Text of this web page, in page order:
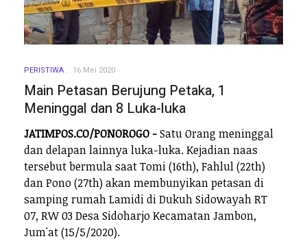
PERISTIWA 16 Mei 2020
Main Petasan Berujung Petaka, 1
Meninggal dan 8 Luka-luka
JATIMPOS.CO/PONOROGO -Satu Orang meninggal
dan delapan lainnya luka-luka. Kejadian naas
tersebut bermula saat Tomi (16th), Fahlul (22th)
dan Pono (27th) akan membunyikan petasan di
samping rumah Lamidi di Dukuh Sidowayah RT
07, RW 03 Desa Sidoharjo Kecamatan Jambon,
Jum'at (15/5/2020).